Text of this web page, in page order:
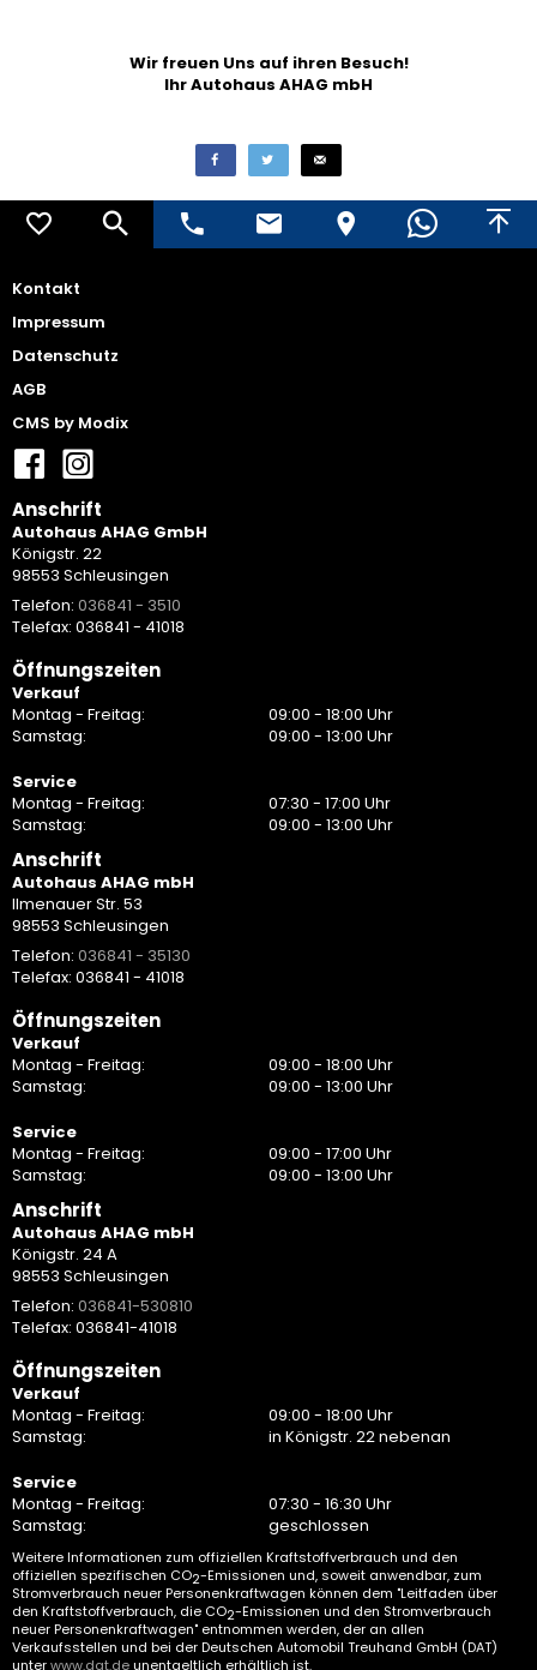
Wir freuen Uns auf ihren Besuch!
Ihr Autohaus AHAG mbH
Kontakt
Impressum
Datenschutz
AGB
CMS by Modix
Anschrift
Autohaus AHAG GmbH
Königstr. 22
98553 Schleusingen
Telefon: 036841 - 3510
Telefax: 036841 - 41018
Öffnungszeiten
Verkauf
Montag - Freitag:
09:00 - 18:00 Uhr
Samstag:
09:00 - 13:00 Uhr
Service
Montag - Freitag:
07:30 - 17:00 Uhr
Samstag:
09:00 - 13:00 Uhr
Anschrift
Autohaus AHAG mbH
Ilmenauer Str. 53
98553 Schleusingen
Telefon: 036841 - 35130
Telefax: 036841 - 41018
Öffnungszeiten
Verkauf
Montag - Freitag:
09:00 - 18:00 Uhr
Samstag:
09:00 - 13:00 Uhr
Service
Montag - Freitag:
09:00 - 17:00 Uhr
Samstag:
09:00 - 13:00 Uhr
Anschrift
Autohaus AHAG mbH
Königstr. 24 A
98553 Schleusingen
Telefon: 036841-530810
Telefax: 036841-41018
Öffnungszeiten
Verkauf
Montag - Freitag:
09:00 - 18:00 Uhr
Samstag:
in Königstr. 22 nebenan
Service
Montag - Freitag:
07:30 - 16:30 Uhr
Samstag:
geschlossen
Weitere Informationen zum offiziellen Kraftstoffverbrauch und den
offiziellen spezifischen CO2-Emissionen und, soweit anwendbar, zum
Stromverbrauch neuer Personenkraftwagen können dem "Leitfaden über
den Kraftstoffverbrauch, die CO2-Emissionen und den Stromverbrauch
neuer Personenkraftwagen" entnommen werden, der an allen
Verkaufsstellen und bei der Deutschen Automobil Treuhand GmbH (DAT)
unterwww.dat.deunentgeltlich erhältlich ist.